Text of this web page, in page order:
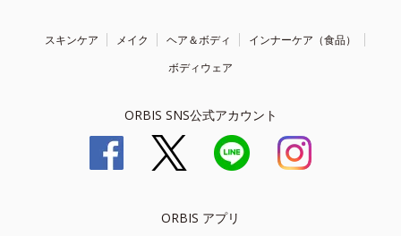
スキンケア メイク ヘア＆ボディ
インナーケア（食品）
ボディウェア
ORBIS SNS公式アカウント
ORBIS アプリ